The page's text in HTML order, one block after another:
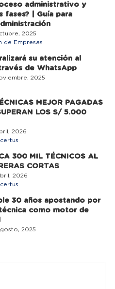
administrativo y
fases? | Guía para
2025
de Empresas
su atención al
de WhatsApp
2025
MEJOR PAGADAS
LOS S/ 5.000
2026
300 MIL TÉCNICOS AL
CORTAS
2026
30 años apostando por
como motor de
2025